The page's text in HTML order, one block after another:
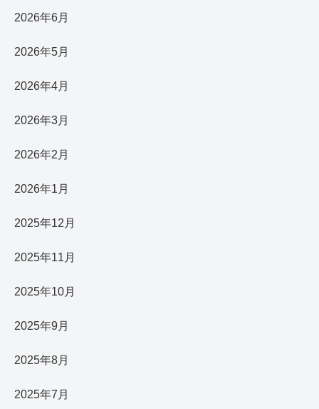
2026年6月
2026年5月
2026年4月
2026年3月
2026年2月
2026年1月
2025年12月
2025年11月
2025年10月
2025年9月
2025年8月
2025年7月